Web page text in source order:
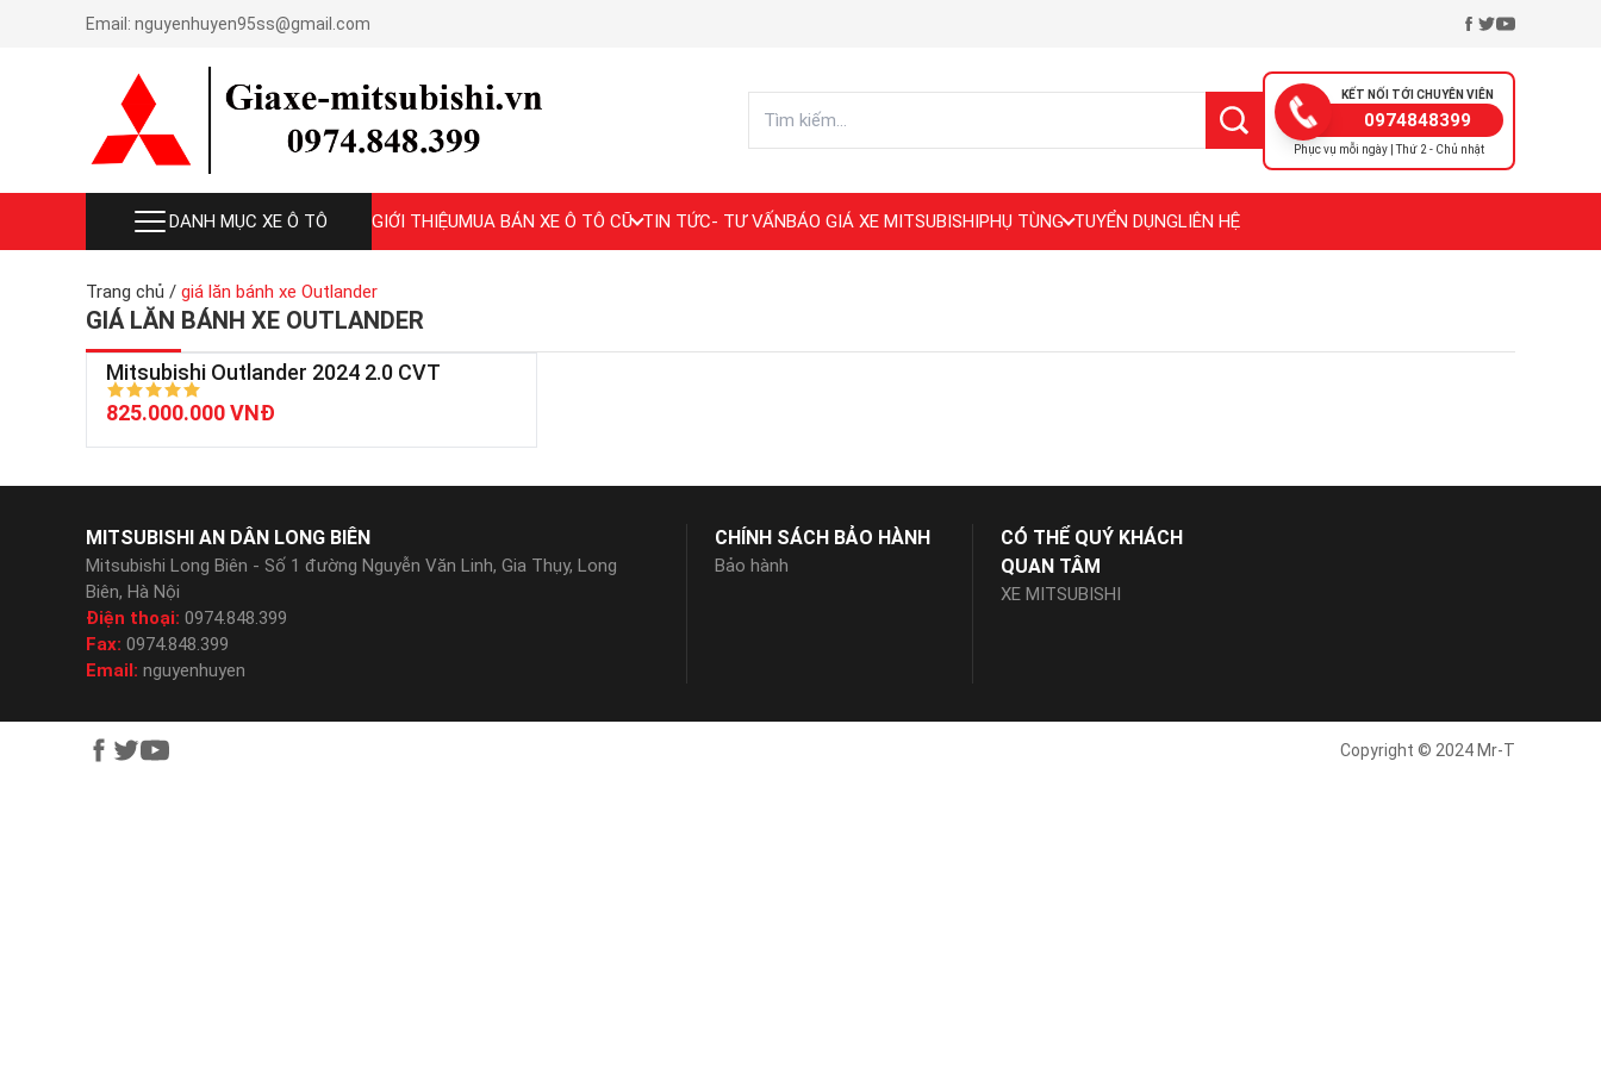
Email: nguyenhuyen95ss@gmail.com
KẾT NỐI TỚI CHUYÊN VIÊN
0974848399
Phục vụ mỗi ngày | Thứ 2 - Chủ nhật
DANH MỤC XE Ô TÔ GIỚI THIỆUMUA BÁN XE Ô TÔ CŨ TIN TỨC- TƯ VẤNBÁO GIÁ XE MITSUBISHIPHỤ TÙNG TUYỂN DỤNGLIÊN HỆ
Trang chủ / giá lăn bánh xe Outlander
GIÁ LĂN BÁNH XE OUTLANDER
Mitsubishi Outlander 2024 2.0 CVT
825.000.000 VNĐ
MITSUBISHI AN DÂN LONG BIÊN
Mitsubishi Long Biên - Số 1 đường Nguyễn Văn Linh, Gia Thụy, Long
Biên, Hà Nội
Điện thoại: 0974.848.399
Fax: 0974.848.399
Email: nguyenhuyen
CHÍNH SÁCH BẢO HÀNH
Bảo hành
CÓ THỂ QUÝ KHÁCH
QUAN TÂM
XE MITSUBISHI
Copyright © 2024 Mr-T